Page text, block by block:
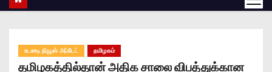
உடனடி நியூஸ் அப்டேட் தமிழகம்
தமிழகத்தில்தான் அதிக சாலை விபத்துக்கான